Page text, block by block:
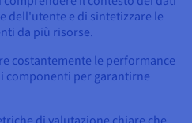
dell'utente e di sintetizzare le
da più risorse.
costantemente le performance
componenti per garantirne